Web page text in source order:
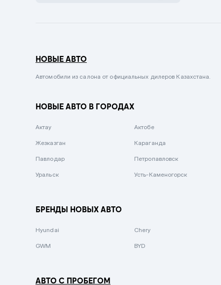
Сиреневый металлик
Вишневый
Зеленый металлик
НОВЫЕ АВТО
Автомобили из салона от официальных дилеров Казахстана.
НОВЫЕ АВТО В ГОРОДАХ
Актау Актобе
Жезказган Караганда
Павлодар Петропавловск
Уральск Усть-Каменогорск
БРЕНДЫ НОВЫХ АВТО
Hyundai Chery
GWM BYD
АВТО С ПРОБЕГОМ